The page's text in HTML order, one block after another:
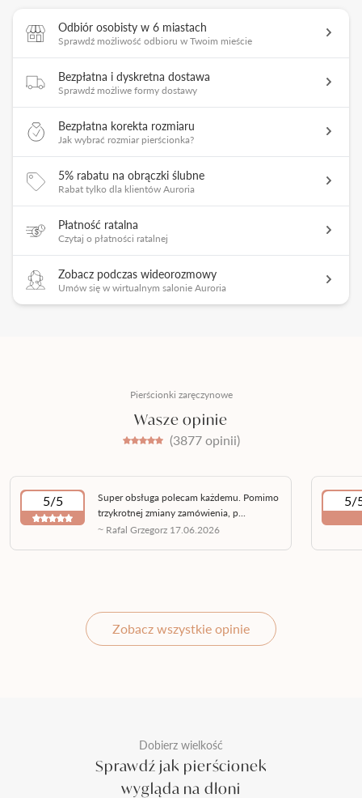
Odbiór osobisty w 6 miastach
Sprawdź możliwość odbioru w Twoim mieście
Bezpłatna i dyskretna dostawa
Sprawdź możliwe formy dostawy
Bezpłatna korekta rozmiaru
Jak wybrać rozmiar pierścionka?
5% rabatu na obrączki ślubne
Rabat tylko dla klientów Auroria
Płatność ratalna
Czytaj o płatności ratalnej
Zobacz podczas wideorozmowy
Umów się w wirtualnym salonie Auroria
Pierścionki zaręczynowe
Wasze opinie
(3877 opinii)
5/5
Super obsługa polecam każdemu. Pomimo
trzykrotnej zmiany zamówienia, p...
~ Rafal Grzegorz 17.06.2026
5/
Zobacz wszystkie opinie
Dobierz wielkość
Sprawdź jak pierścionek
wygląda na dłoni